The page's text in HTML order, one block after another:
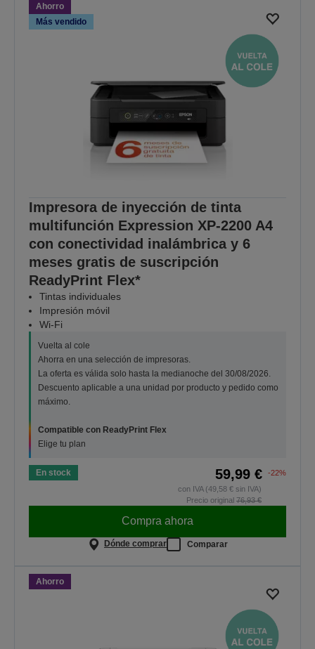
Ahorro
Más vendido
Impresora de inyección de tinta
multifunción Expression XP-2200 A4
con conectividad inalámbrica y 6
meses gratis de suscripción
ReadyPrint Flex*
Tintas individuales
Impresión móvil
Wi-Fi
Vuelta al cole
Ahorra en una selección de impresoras.
La oferta es válida solo hasta la medianoche del 30/08/2026.
Descuento aplicable a una unidad por producto y pedido como
máximo.
Compatible con ReadyPrint Flex
Elige tu plan
En stock 59,99 €
-22%
con IVA (49,58 € sin IVA)
Precio original 76,93 €
Compra ahora
Dónde comprar Comparar
Ahorro